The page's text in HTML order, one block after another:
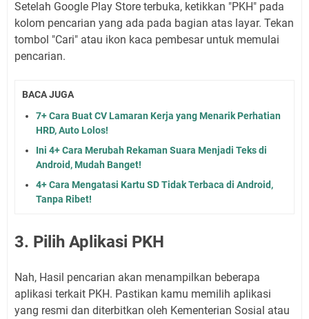
Setelah Google Play Store terbuka, ketikkan "PKH" pada
kolom pencarian yang ada pada bagian atas layar. Tekan
tombol "Cari" atau ikon kaca pembesar untuk memulai
pencarian.
BACA JUGA
7+ Cara Buat CV Lamaran Kerja yang Menarik Perhatian
HRD, Auto Lolos!
Ini 4+ Cara Merubah Rekaman Suara Menjadi Teks di
Android, Mudah Banget!
4+ Cara Mengatasi Kartu SD Tidak Terbaca di Android,
Tanpa Ribet!
3. Pilih Aplikasi PKH
Nah, Hasil pencarian akan menampilkan beberapa
aplikasi terkait PKH. Pastikan kamu memilih aplikasi
yang resmi dan diterbitkan oleh Kementerian Sosial atau